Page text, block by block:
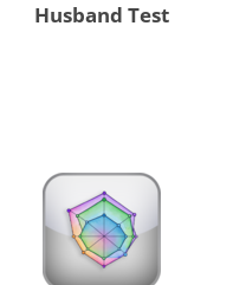
Husband Test